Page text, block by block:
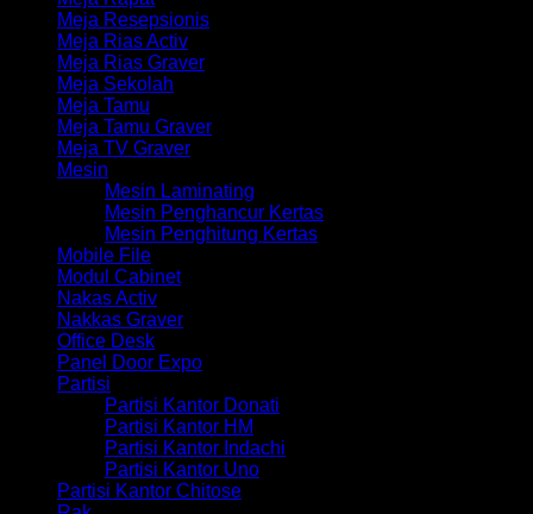
Meja Resepsionis
Meja Rias Activ
Meja Rias Graver
Meja Sekolah
Meja Tamu
Meja Tamu Graver
Meja TV Graver
Mesin
Mesin Laminating
Mesin Penghancur Kertas
Mesin Penghitung Kertas
Mobile File
Modul Cabinet
Nakas Activ
Nakkas Graver
Office Desk
Panel Door Expo
Partisi
Partisi Kantor Donati
Partisi Kantor HM
Partisi Kantor Indachi
Partisi Kantor Uno
Partisi Kantor Chitose